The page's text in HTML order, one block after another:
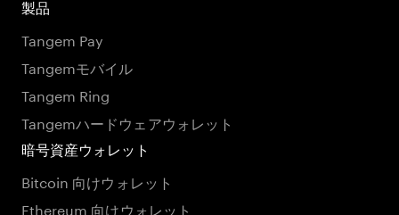
製品
Tangem Pay
Tangemモバイル
Tangem Ring
Tangemハードウェアウォレット
暗号資産ウォレット
Bitcoin 向けウォレット
Ethereum 向けウォレット